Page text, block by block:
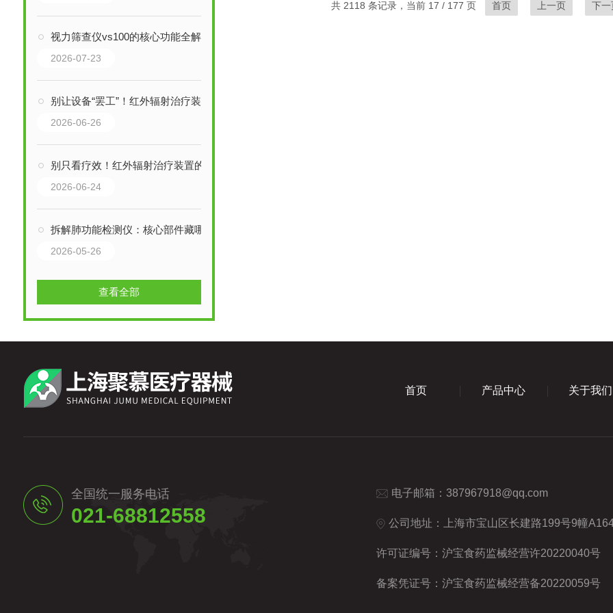
视力筛查仪vs100的核心功能全解析：从精准检测到风险预警，一步到位！
2026-07-23
别让设备“罢工”！红外辐射治疗装置的维护保养，关键细节全拆解
2026-06-26
别只看疗效！红外辐射治疗装置的核心结构，藏着这些关键细节
2026-06-24
拆解肺功能检测仪：核心部件藏哪些“关键密码”？
2026-05-26
查看全部
共 2118 条记录，当前 17 / 177 页 首页 上一页 下一
首页 产品中心 关于我们
全国统一服务电话
021-68812558
电子邮箱：387967918@qq.com
公司地址：上海市宝山区长建路199号9幢
许可证编号：沪宝食药监械经营许20220040号
备案凭证号：沪宝食药监械经营备20220059号